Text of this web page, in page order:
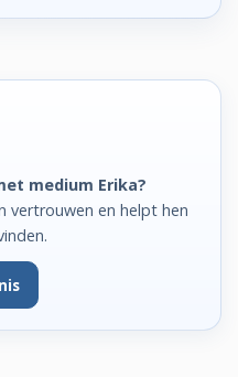
medium Erika?
vertrouwen en helpt hen